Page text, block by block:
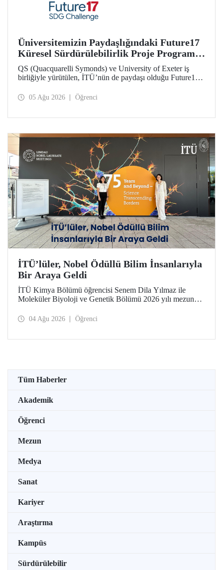
Üniversitemizin Paydaşlığındaki Future17
Küresel Sürdürülebilirlik Proje Programı,
Öğrencilerimizin Başvurularını Bekliyor
QS (Quacquarelli Symonds) ve University of Exeter iş
birliğiyle yürütülen, İTÜ’nün de paydaşı olduğu Future17
öğrenci başvuruları açıldı. Başvurular için son gün 31
05 Ağu 2026 Öğrenci
İTÜ’lüler, Nobel Ödüllü Bilim İnsanlarıyla
Bir Araya Geldi
İTÜ Kimya Bölümü öğrencisi Senem Dila Yılmaz ile
Moleküler Biyoloji ve Genetik Bölümü 2026 yılı mezunu
Etkinliklere Katılım Desteği kapsamında 75’inci Lindau
04 Ağu 2026 Öğrenci
Tüm Haberler
Akademik
Öğrenci
Mezun
Medya
Sanat
Kariyer
Araştırma
Kampüs
Sürdürülebilir